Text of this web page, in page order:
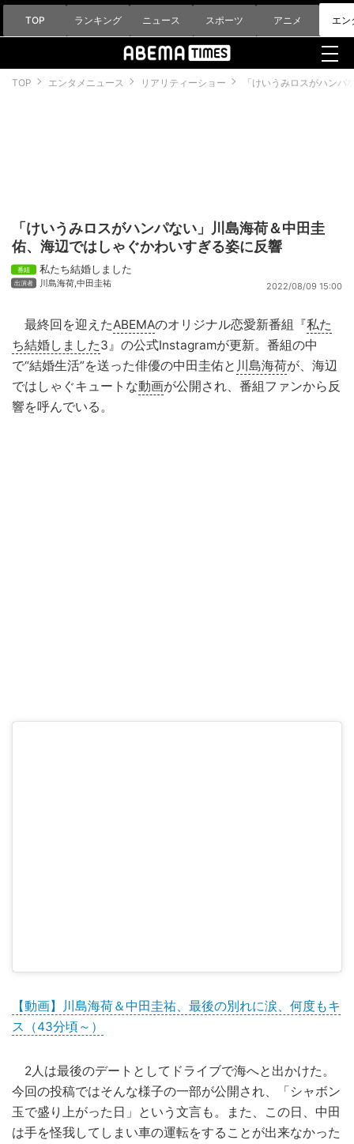
TOP ランキング ニュース スポーツ アニメ エン
TOP エンタメニュース リアリティーショー 「けいうみロスがハン
「けいうみロスがハンパない」川島海荷＆中田圭
佑、海辺ではしゃぐかわいすぎる姿に反響
私たち結婚しました
川島海荷 中田圭祐 2022/08/09 15:00
最終回を迎えたABEMAのオリジナル恋愛新番組『私た
ち結婚しました3』の公式Instagramが更新。番組の中
で“結婚生活”を送った俳優の中田圭佑と 川島海荷が、海辺
ではしゃぐキュートな動画が公開され、番組ファンから反
響を呼んでいる。
【動画】川島海荷＆中田圭祐、最後の別れに涙、何度もキ
ス（43分頃～）
2人は最後のデートとしてドライブで海へと出かけた。
今回の投稿ではそんな様子の一部が公開され、「シャボン
玉で盛り上がった日」という文言も。また、この日、中田
は手を怪我してしまい車の運転をすることが出来なかった